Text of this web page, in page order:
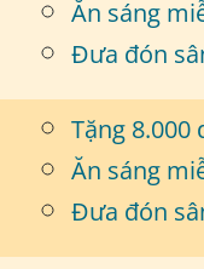
Ăn sáng
Đưa đón
Tặng
Ăn sáng
Đưa đón